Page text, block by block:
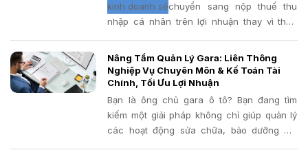
kinh doanh sẽchuyển sang nộp thuế thu
nhập cá nhân trên lợi nhuận thay vì thuế
doanh sẽ không còn phải nộp thuế.
Nâng Tầm Quản Lý Gara: Liên Thông
Nghiệp Vụ Chuyên Môn & Kế Toán Tài
Chính, Tối Ưu Lợi Nhuận
Bạn là ông chủ gara ô tô? Bạn đang tìm
kiếm một giải pháp không chỉ giúp quản lý
các hoạt động sửa chữa, bảo dưỡng mà